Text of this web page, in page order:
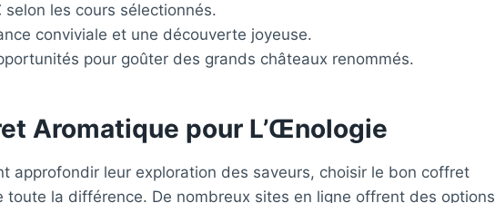
les cours sélectionnés.
conviviale et une découverte joyeuse.
pour goûter des grands châteaux renommés.
Aromatique pour L’Œnologie
approfondir leur exploration des saveurs, choisir le bon coffret
toute la différence. De nombreux sites en ligne offrent des options